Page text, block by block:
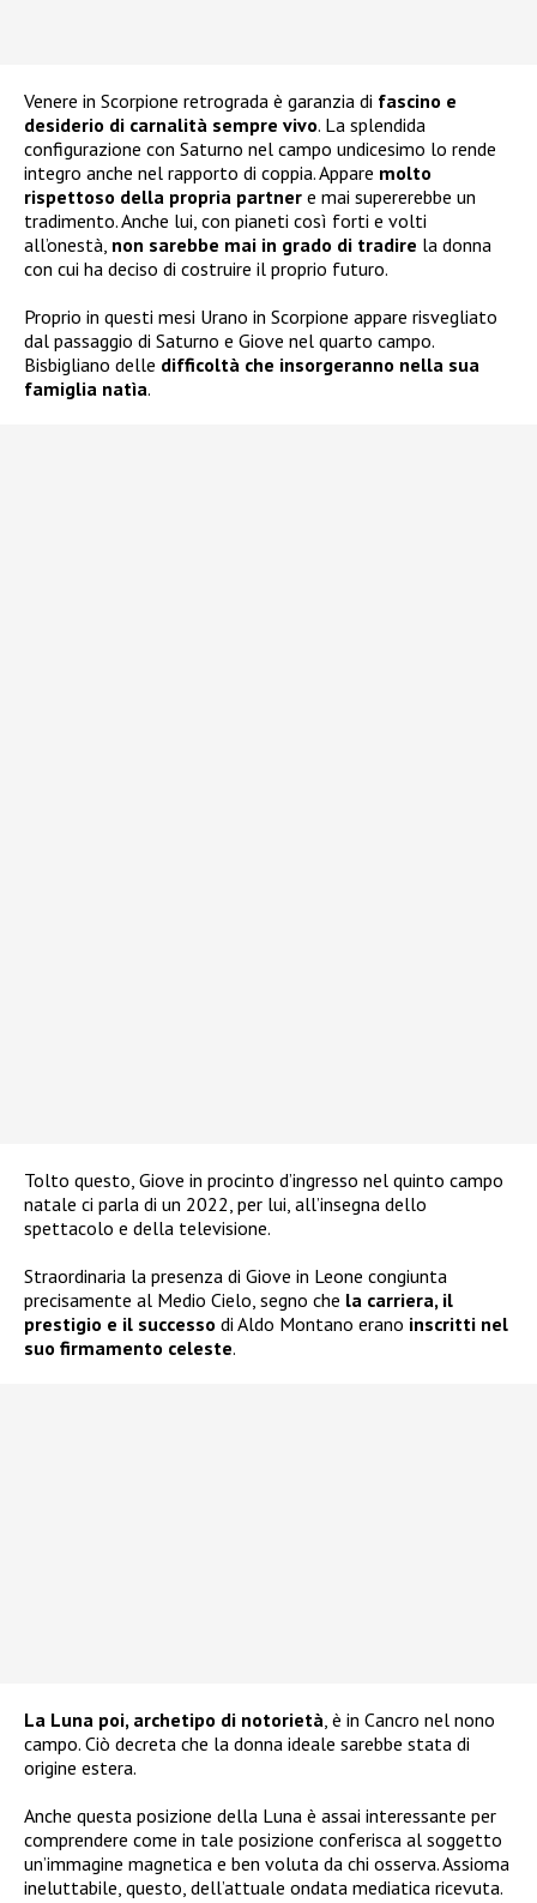
Venere in Scorpione retrograda è garanzia di fascino e
desiderio di carnalità sempre vivo. La splendida
configurazione con Saturno nel campo undicesimo lo rende
integro anche nel rapporto di coppia. Appare molto
rispettoso della propria partner e mai supererebbe un
tradimento. Anche lui, con pianeti così forti e volti
all’onestà, non sarebbe mai in grado di tradire la donna
con cui ha deciso di costruire il proprio futuro.
Proprio in questi mesi Urano in Scorpione appare risvegliato
dal passaggio di Saturno e Giove nel quarto campo.
Bisbigliano delle difficoltà che insorgeranno nella sua
famiglia natìa.
Tolto questo, Giove in procinto d’ingresso nel quinto campo
natale ci parla di un 2022, per lui, all’insegna dello
spettacolo e della televisione.
Straordinaria la presenza di Giove in Leone congiunta
precisamente al Medio Cielo, segno che la carriera, il
prestigio e il successo di Aldo Montano erano inscritti nel
suo firmamento celeste.
La Luna poi, archetipo di notorietà, è in Cancro nel nono
campo. Ciò decreta che la donna ideale sarebbe stata di
origine estera.
Anche questa posizione della Luna è assai interessante per
comprendere come in tale posizione conferisca al soggetto
un’immagine magnetica e ben voluta da chi osserva. Assioma
ineluttabile, questo, dell’attuale ondata mediatica ricevuta.